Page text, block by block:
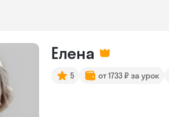
Елена
5 от 1733 ₽ за урок